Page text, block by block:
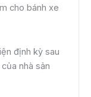
cho bánh xe
định kỳ sau
nhà sản